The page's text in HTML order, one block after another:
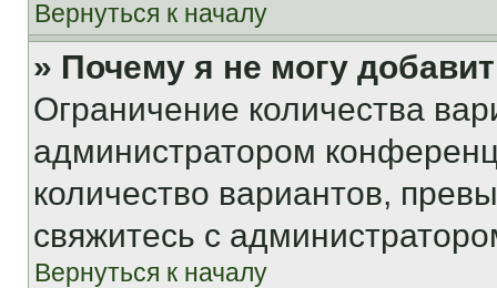
Вернуться к началу
» Почему я не могу
Ограничение количества
администратором
количество вариантов,
свяжитесь с
Вернуться к началу